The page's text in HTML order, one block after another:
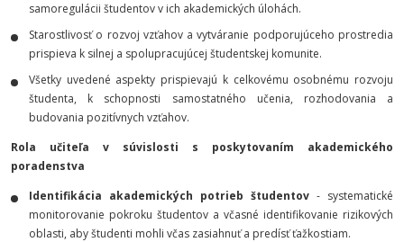
samoregulácii študentov v ich akademických úlohách.
Starostlivosť o rozvoj vzťahov a vytváranie podporujúceho prostredia
prispieva k silnej a spolupracujúcej študentskej komunite.
Všetky uvedené aspekty prispievajú k celkovému osobnému rozvoju
študenta, k schopnosti samostatného učenia, rozhodovania a
budovania pozitívnych vzťahov.
Rola učiteľa v súvislosti s poskytovaním akademického
poradenstva
Identifikácia akademických potrieb študentov - systematické
monitorovanie pokroku študentov a včasné identifikovanie rizikových
oblasti, aby študenti mohli včas zasiahnuť a predísť ťažkostiam.